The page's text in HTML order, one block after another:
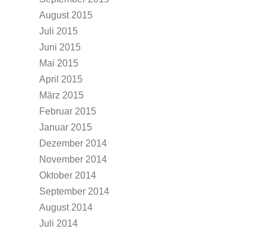
August 2015
Juli 2015
Juni 2015
Mai 2015
April 2015
März 2015
Februar 2015
Januar 2015
Dezember 2014
November 2014
Oktober 2014
September 2014
August 2014
Juli 2014